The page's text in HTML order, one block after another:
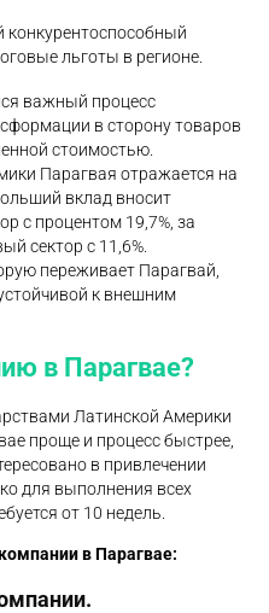
конкурентоспособный
льготы в регионе.
важный процесс
в сторону товаров
стоимостью.
Парагвая отражается на
вклад вносит
с процентом 19,7%, за
сектор с 11,6%.
переживает Парагвай,
к внешним
в Парагвае?
Латинской Америки
проще и процесс быстрее,
в привлечении
для выполнения всех
от 10 недель.
в Парагвае: